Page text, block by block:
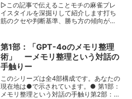
▷この記事で伝えることモチの麻雀プレ
イスタイルを深掘りして紹介します打ち
筋のクセや判断基準、勝ち方の傾向が明
きます次回以降、他のメンバーも順番に
掘り下げていく「麻雀シリ...
第1部：「GPT-4oのメモリ整理
術」 ーメモリ整理という対話の
手触りー
このシリーズは全4部構成です。あなたの
現在地は●で示されています。● 第1部：
メモリ整理という対話の手触り第2部：実